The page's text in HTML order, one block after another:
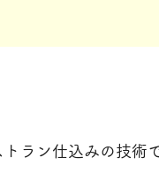
ラン仕込みの技